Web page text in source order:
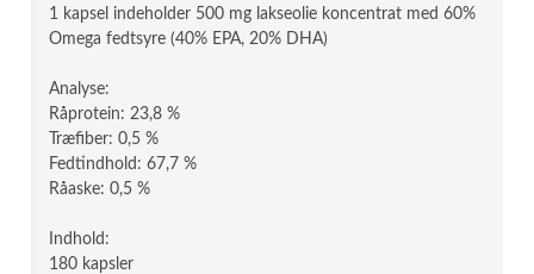
1 kapsel indeholder 500 mg lakseolie koncentrat med 60%
Omega fedtsyre (40% EPA, 20% DHA)
Analyse:
Råprotein: 23,8 %
Træfiber: 0,5 %
Fedtindhold: 67,7 %
Råaske: 0,5 %
Indhold:
180 kapsler